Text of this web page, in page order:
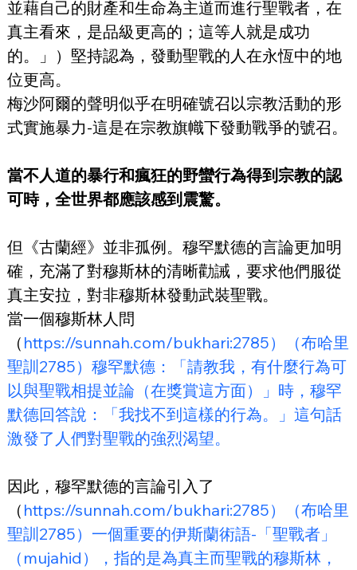
並藉自己的財產和生命為主道而進行聖戰者，在
真主看來，是品級更高的；這等人就是成功
的。」）堅持認為，發動聖戰的人在永恆中的地
位更高。
梅沙阿爾的聲明似乎在明確號召以宗教活動的形
式實施暴力-這是在宗教旗幟下發動戰爭的號召。
當不人道的暴行和瘋狂的野蠻行為得到宗教的認
可時，全世界都應該感到震驚。
但《古蘭經》並非孤例。穆罕默德的言論更加明
確，充滿了對穆斯林的清晰勸誡，要求他們服從
真主安拉，對非穆斯林發動武裝聖戰。
當一個穆斯林人問
（ https://sunnah.com/bukhari:2785）（布哈里
聖訓2785）穆罕默德：「請教我，有什麼行為可
以與聖戰相提並論（在獎賞這方面）」時，穆罕
默德回答說：「我找不到這樣的行為。」這句話
激發了人們對聖戰的強烈渴望。
因此，穆罕默德的言論引入了
（ https://sunnah.com/bukhari:2785）（布哈里
聖訓2785）一個重要的伊斯蘭術語-「聖戰者」
（mujahid），指的是為真主而聖戰的穆斯林，